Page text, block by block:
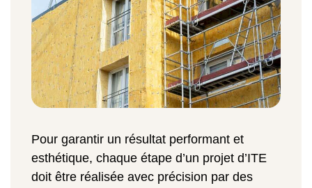
Pour garantir un résultat performant et
esthétique, chaque étape d’un projet d’ITE
doit être réalisée avec précision par des